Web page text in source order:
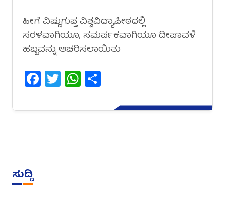
ಹೀಗೆ ವಿಷ್ಣುಗುಪ್ತ ವಿಶ್ವವಿದ್ಯಾಪೀಠದಲ್ಲಿ
ಸರಳವಾಗಿಯೂ, ಸಮರ್ಪಕವಾಗಿಯೂ ದೀಪಾವಳಿ
ಹಬ್ಬವನ್ನು ಆಚರಿಸಲಾಯಿತು
Facebook
TwitterWhatsApp
ಸುದ್ದಿ